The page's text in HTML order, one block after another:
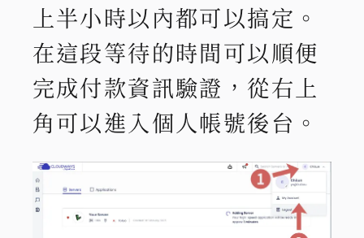
上半小時以內都可以搞定。
在這段等待的時間可以順便
完成付款資訊驗證，從右上
角可以進入個人帳號後台。